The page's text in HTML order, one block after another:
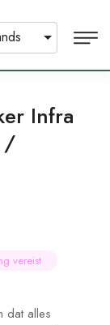
Infra
/
vereist
dat alles